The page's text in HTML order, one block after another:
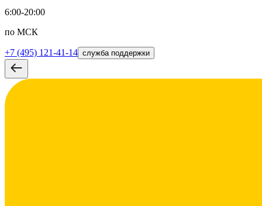
6:00-20:00
по МСК
+7 (495) 121-41-14 служба поддержки